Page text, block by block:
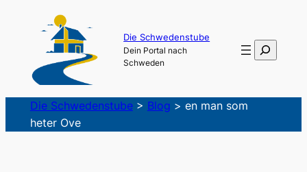
Die Schwedenstube
Dein Portal nach
Schweden
Suchen
Die Schwedenstube> Blog > en man som
heter Ove